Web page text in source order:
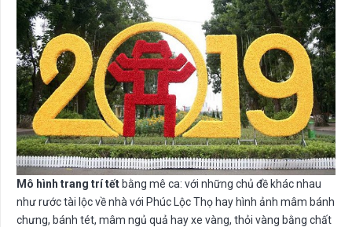
Mô hình trang trí tết bằng mê ca: với những chủ đề khác nhau
như rước tài lộc về nhà với Phúc Lộc Thọ hay hình ảnh mâm bánh
chưng, bánh tét, mâm ngủ quả hay xe vàng, thỏi vàng bằng chất